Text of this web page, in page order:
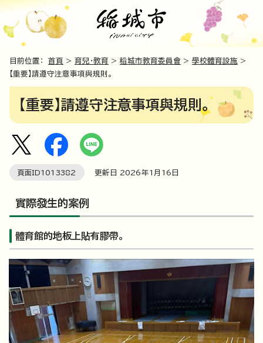
目前位置： 首頁 > 育兒・教育 > 稻城市教育委員會 > 學校體育設施 >
【重要】請遵守注意事項與規則。
【重要】請遵守注意事項與規則。
頁面ID1013382 更新日 2026年1月 16 日
實際發生的案例
體育館的地板上貼有膠帶。